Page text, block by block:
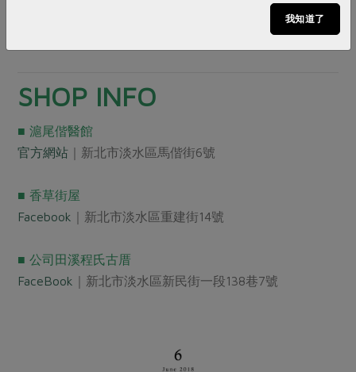
可一窺早年淡水鎮沙崙地區的建築風貌，並有園區導覽、
社區大學木工班與讀書會等課程，歡迎民眾洽詢。
SHOP INFO
■ 滬尾偕醫館
官方網站 ｜新北市淡水區馬偕街6號
■ 香草街屋
Facebook
｜新北市淡水區重建街14號
■ 公司田溪程氏古厝
FaceBook
｜新北市淡水區新民街一段138巷7號
我知道了